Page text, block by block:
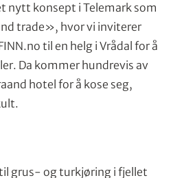
nytt konsept i Telemark som
trade», hvor vi inviterer
til en helg i Vrådal for å
Da kommer hundrevis av
hotel for å kose seg,
grus- og turkjøring i fjellet